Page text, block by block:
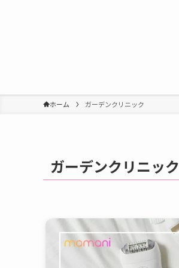
ホーム ガーデンクリニック
ガーデンクリニック